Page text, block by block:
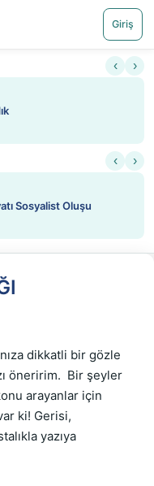
Giriş
‹ ›
‹ ›
dikkatli bir gözle
öneririm.  Bir şeyler
arayanlar için
ki! Gerisi,
yazıya